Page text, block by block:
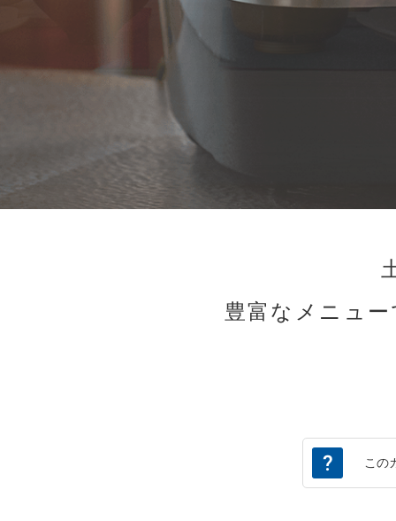
豊富なメニュ
この